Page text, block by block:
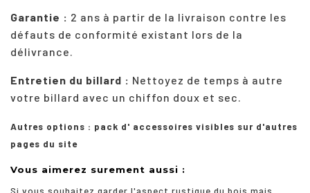
Garantie : 2 ans à partir de la livraison contre les
défauts de conformité existant lors de la
délivrance.
Entretien du billard : Nettoyez de temps à autre
votre billard avec un chiffon doux et sec.
Autres options : pack d' accessoires visibles sur d'autres
pages du site
Vous aimerez surement aussi :